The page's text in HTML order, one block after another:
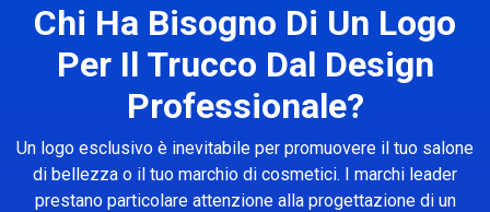
Chi Ha Bisogno Di Un Logo
Per Il Trucco Dal Design
Professionale?
Un logo esclusivo è inevitabile per promuovere il tuo salone
di bellezza o il tuo marchio di cosmetici. I marchi leader
prestano particolare attenzione alla progettazione di un